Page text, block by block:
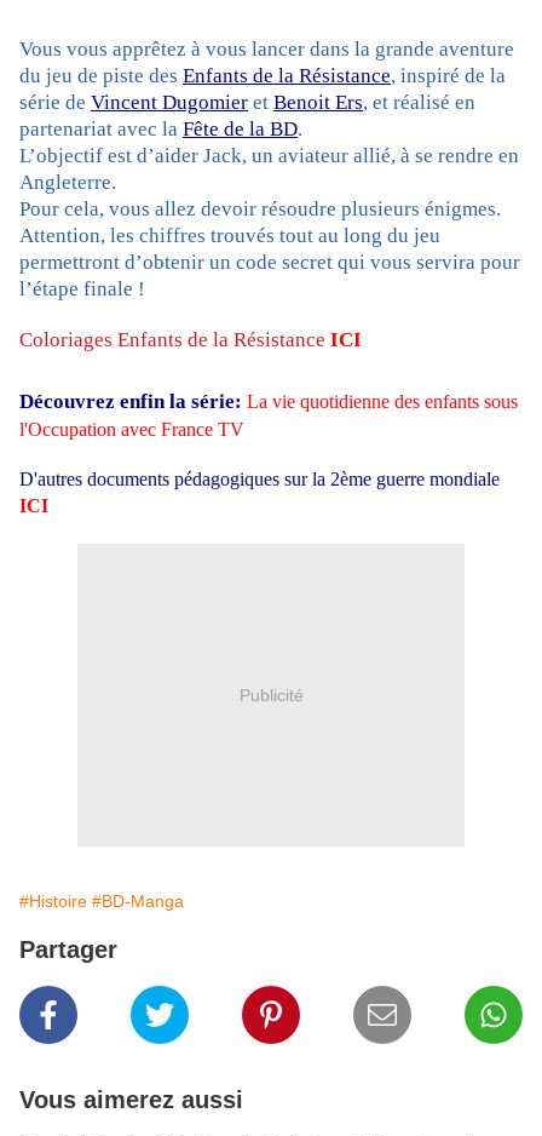
Vous vous apprêtez à vous lancer dans la grande aventure
du jeu de piste des Enfants de la Résistance, inspiré de la
série de Vincent Dugomier et Benoit Ers, et réalisé en
partenariat avec la Fête de la BD.
L’objectif est d’aider Jack, un aviateur allié, à se rendre en
Angleterre.
Pour cela, vous allez devoir résoudre plusieurs énigmes.
Attention, les chiffres trouvés tout au long du jeu
permettront d’obtenir un code secret qui vous servira pour
l’étape finale !
Coloriages Enfants de la Résistance ICI
Découvrez enfin la série: La vie quotidienne des enfants sous
l'Occupation avec France TV
D'autres documents pédagogiques sur la 2ème guerre mondiale
ICI
Publicité
#Histoire #BD-Manga
Partager
Vous aimerez aussi